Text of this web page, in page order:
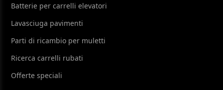
Batterie per carrelli elevatori
Lavasciuga pavimenti
Parti di ricambio per muletti
Ricerca carrelli rubati
Offerte speciali